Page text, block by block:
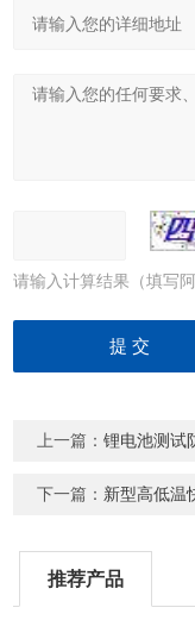
请输入计算结果（填写
上一篇：锂电池测试
下一篇： 新型高低温
推荐产品